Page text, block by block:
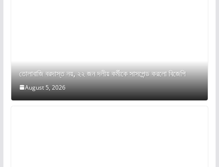
তোলাবাজি বরদাস্ত নয়, ২২ জন দলীয় কর্মীকে সাসপেন্ড করলো বিজেপি
August 5, 2026